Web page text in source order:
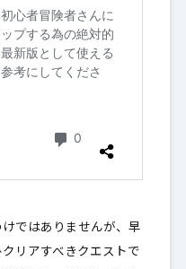
ではありませんが、早
リアすべきクエストで